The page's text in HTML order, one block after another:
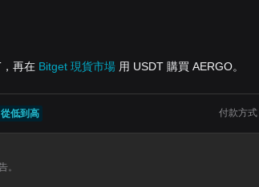
再在 Bitget 現貨市場 用 USDT 購買 AERGO。
從低到高 付款方式
。